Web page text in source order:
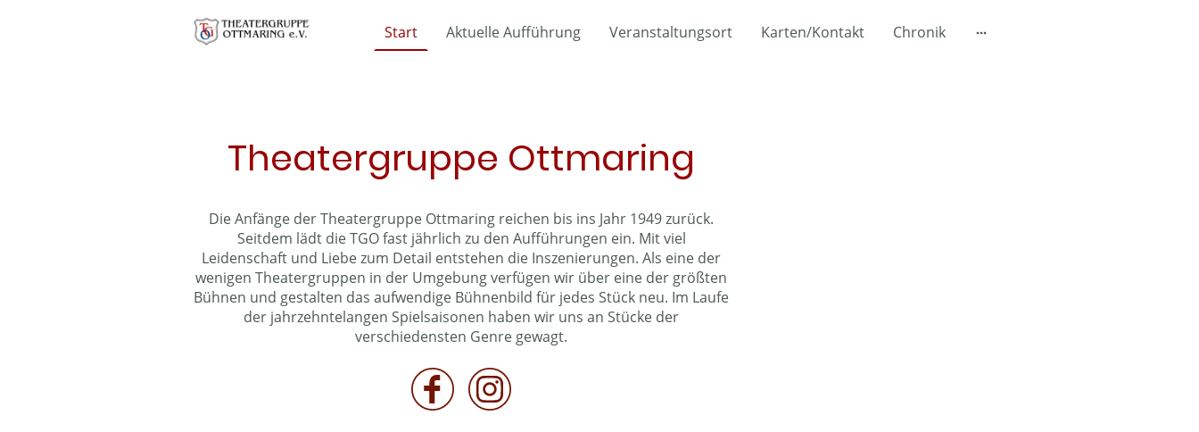
Start Aktuelle Aufführung Veranstaltungsort Karten/Kontakt Chronik
Theatergruppe Ottmaring
Die Anfänge der Theatergruppe Ottmaring reichen bis ins Jahr 1949 zurück.
Seitdem lädt die TGO fast jährlich zu den Aufführungen ein. Mit viel
Leidenschaft und Liebe zum Detail entstehen die Inszenierungen. Als eine der
wenigen Theatergruppen in der Umgebung verfügen wir über eine der größten
Bühnen und gestalten das aufwendige Bühnenbild für jedes Stück neu. Im Laufe
der jahrzehntelangen Spielsaisonen haben wir uns an Stücke der
verschiedensten Genre gewagt.